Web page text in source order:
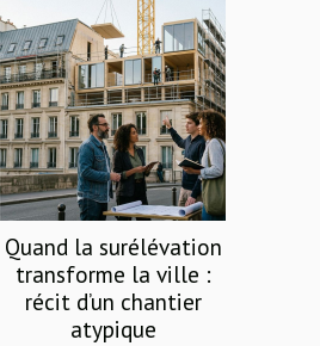
Quand la surélévation
transforme la ville :
récit d’un chantier
atypique